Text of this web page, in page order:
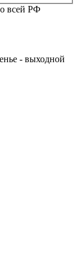
всей РФ
- выходной